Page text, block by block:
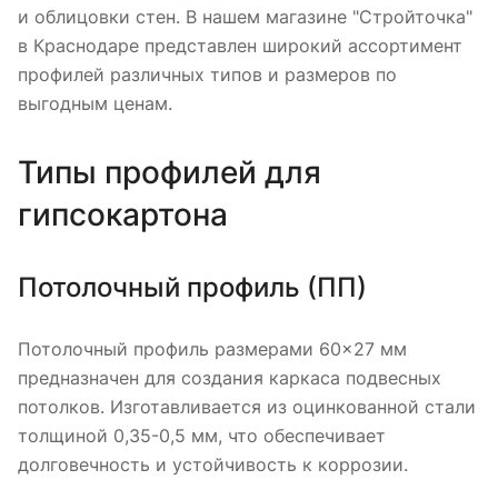
и облицовки стен. В нашем магазине "Стройточка"
в Краснодаре представлен широкий ассортимент
профилей различных типов и размеров по
выгодным ценам.
Типы профилей для
гипсокартона
Потолочный профиль (ПП)
Потолочный профиль размерами 60×27 мм
предназначен для создания каркаса подвесных
потолков. Изготавливается из оцинкованной стали
толщиной 0,35-0,5 мм, что обеспечивает
долговечность и устойчивость к коррозии.